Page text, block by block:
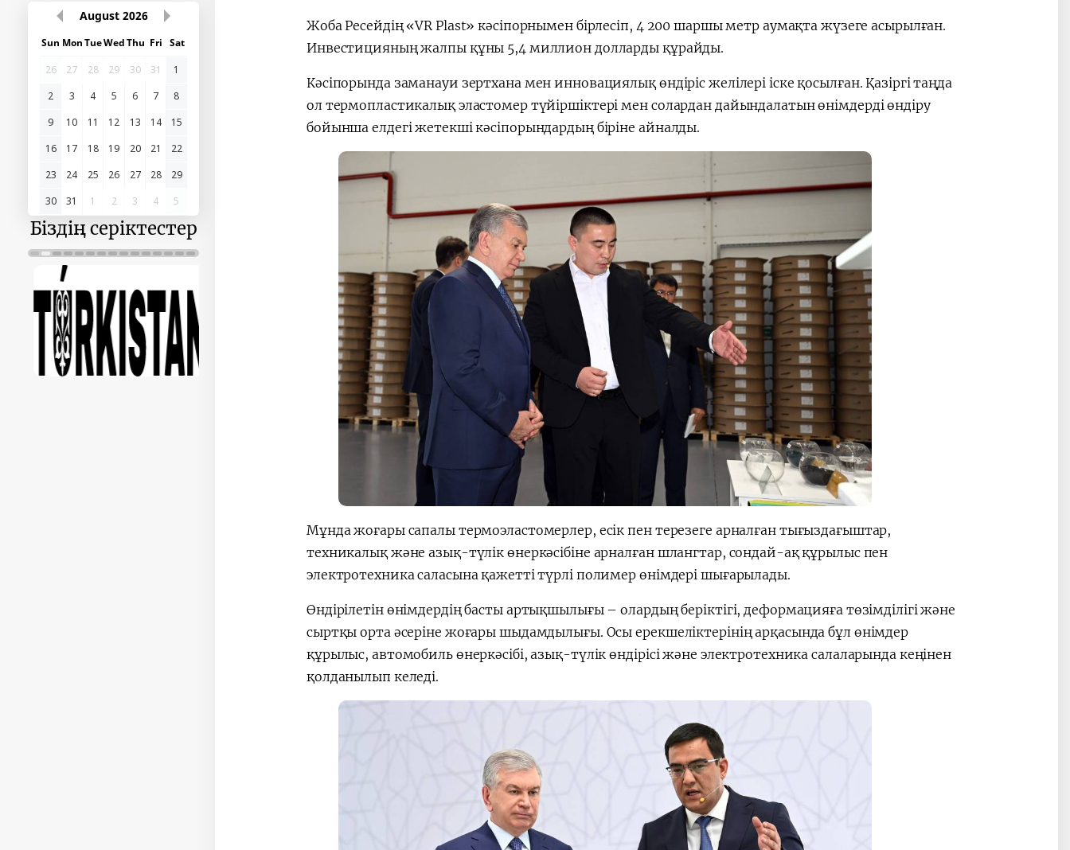
August 2026
Sun MonTueWedThu Fri Sat
26
27 28 29 30 31
1
2
3 4 5 6 7
8
9
10 11 12 13 14
15
16
17 18 19 20 21
22
23
24 25 26 27 28
29
30
31 1 2 3 4 5
Біздің серіктестер
Жоба Ресейдің «VR Plast» кәсіпорнымен бірлесіп, 4 200 шаршы метр аумақта жүзеге асырылған.
Инвестицияның жалпы құны 5,4 миллион долларды құрайды.
Кәсіпорында заманауи зертхана мен инновациялық өндіріс желілері іске қосылған. Қазіргі таңда
ол термопластикалық эластомер түйіршіктері мен солардан дайындалатын өнімдерді өндіру
бойынша елдегі жетекші кәсіпорындардың біріне айналды.
Мұнда жоғары сапалы термоэластомерлер, есік пен терезеге арналған тығыздағыштар,
техникалық және азық-түлік өнеркәсібіне арналған шлангтар, сондай-ақ құрылыс пен
электротехника саласына қажетті түрлі полимер өнімдері шығарылады.
Өндірілетін өнімдердің басты артықшылығы – олардың беріктігі, деформацияға төзімділігі және
сыртқы орта әсеріне жоғары шыдамдылығы. Осы ерекшеліктерінің арқасында бұл өнімдер
құрылыс, автомобиль өнеркәсібі, азық-түлік өндірісі және электротехника салаларында кеңінен
қолданылып келеді.